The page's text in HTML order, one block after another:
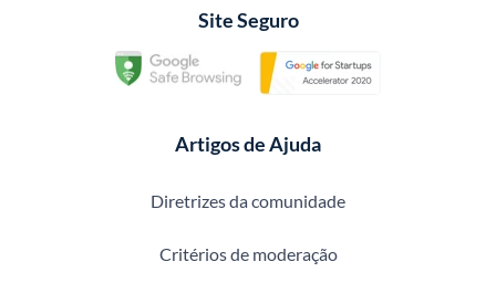
Site Seguro
Artigos de Ajuda
Diretrizes da comunidade
Critérios de moderação